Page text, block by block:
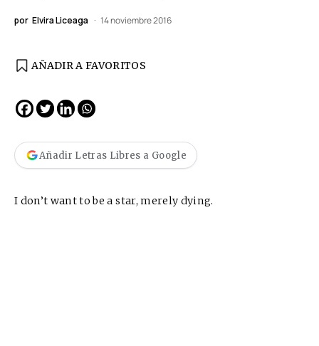
por Elvira Liceaga 14 noviembre 2016
AÑADIR A FAVORITOS
Añadir Letras Libres a Google
I don’t want to be a star, merely dying.